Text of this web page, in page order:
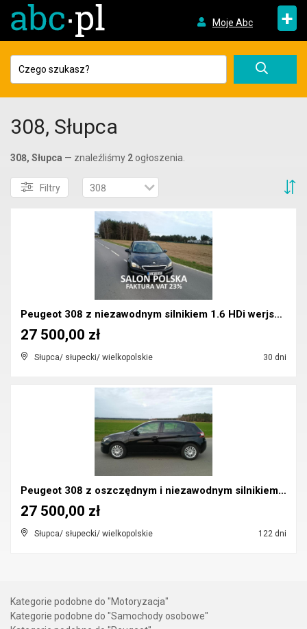
Moje Abc +
308, Słupca
308, Słupca — znaleźliśmy 2 ogłoszenia.
Filtry 308
Peugeot 308 z niezawodnym silnikiem 1.6 HDi werjsa...
Słupca/ słupecki/ wielkopolskie 30 dni
27 500,00 zł
Peugeot 308 z oszczędnym i niezawodnym silnikiem 1...
Słupca/ słupecki/ wielkopolskie 122 dni
27 500,00 zł
Kategorie podobne do "Motoryzacja"
Kategorie podobne do "Samochody osobowe"